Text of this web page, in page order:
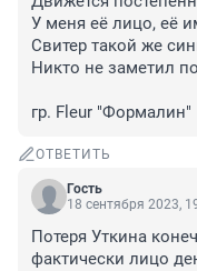
У меня её лицо, её
Свитер такой же
Никто не заметил
гр. Fleur "Формалин"
ОТВЕТИТЬ
Гость
18 сентября 2023,
Потеря Уткина
фактически лицо